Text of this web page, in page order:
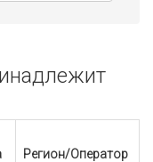
Регион/Оператор